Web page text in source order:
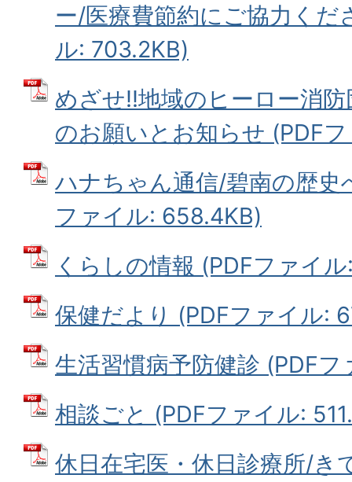
ー/医療費節約にご協力くだ
ル: 703.2KB)
めざせ!!地域のヒーロー消
のお願いとお知らせ (PDF
ハナちゃん通信/碧南の歴史
ファイル: 658.4KB)
くらしの情報 (PDFファイ
保健だより (PDFファイル:
生活習慣病予防健診 (PDF
相談ごと (PDFファイル:
休日在宅医・休日診療所/き